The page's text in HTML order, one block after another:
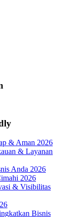
& Aman 2026
& Layanan
Anda 2026
2026
& Visibilitas
Bisnis